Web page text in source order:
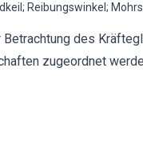
Reibungswinkel;
des
zugeordnet